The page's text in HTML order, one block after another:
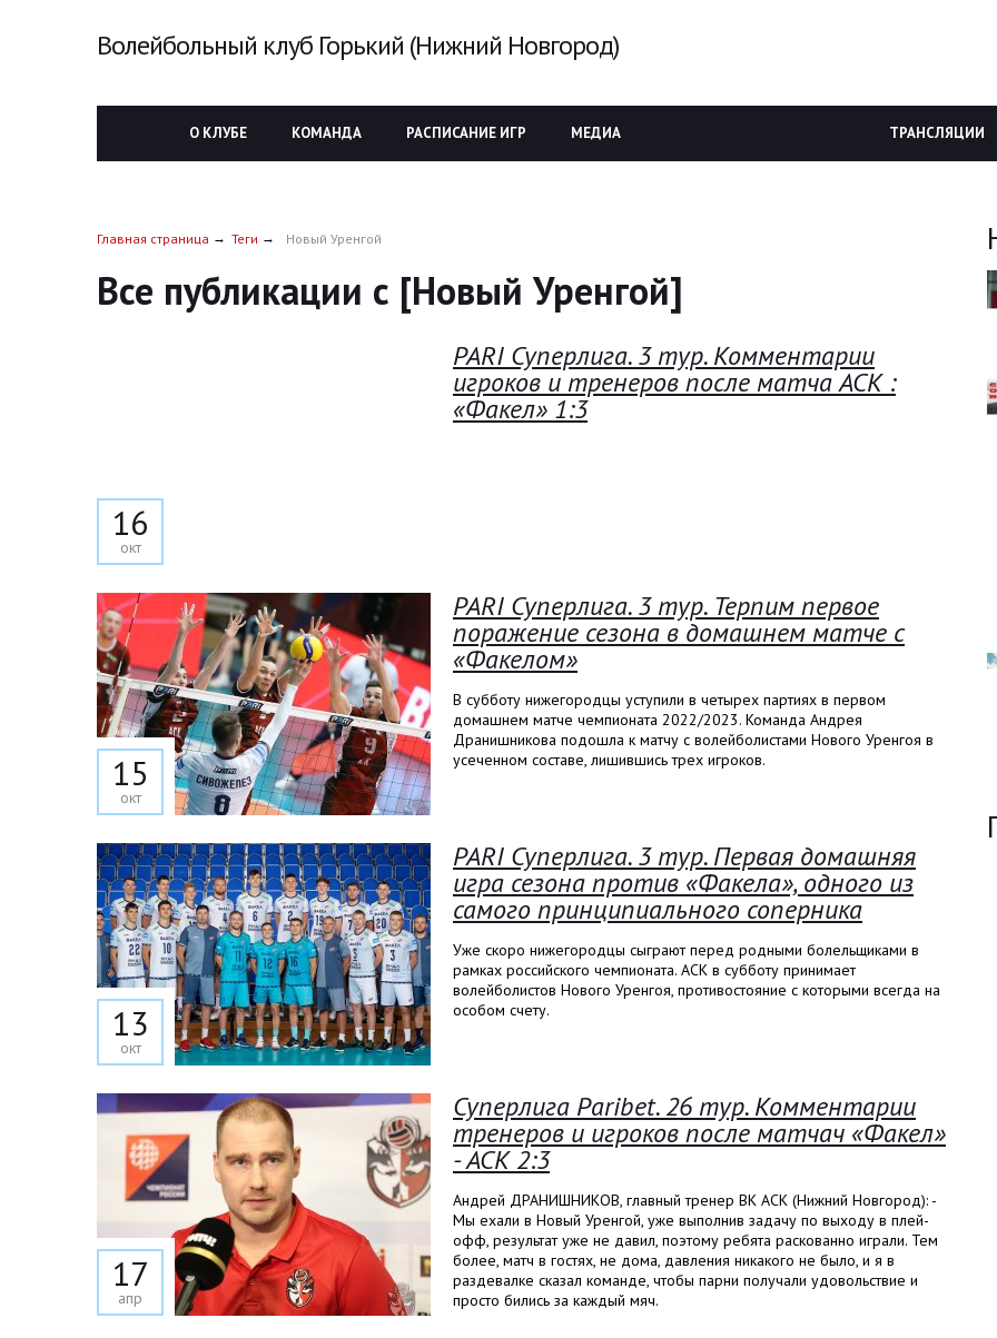
Волейбольный клуб Горький (Нижний Новгород)
О КЛУБЕ КОМАНДА РАСПИСАНИЕ ИГР МЕДИА ТРАНСЛЯЦИИ
Главная страница Теги Новый Уренгой
Все публикации с [Новый Уренгой]
16
окт
PARI Суперлига. 3 тур. Комментарии
игроков и тренеров после матча АСК :
«Факел» 1:3
15
окт
PARI Суперлига. 3 тур. Терпим первое
поражение сезона в домашнем матче с
«Факелом»
В субботу нижегородцы уступили в четырех партиях в первом
домашнем матче чемпионата 2022/2023. Команда Андрея
Дранишникова подошла к матчу с волейболистами Нового Уренгоя в
усеченном составе, лишившись трех игроков.
13
окт
PARI Суперлига. 3 тур. Первая домашняя
игра сезона против «Факела», одного из
самого принципиального соперника
Уже скоро нижегородцы сыграют перед родными болельщиками в
рамках российского чемпионата. АСК в субботу принимает
волейболистов Нового Уренгоя, противостояние с которыми всегда на
особом счету.
17
апр
Суперлига Paribet. 26 тур. Комментарии
тренеров и игроков после матчач «Факел»
- АСК 2:3
Андрей ДРАНИШНИКОВ, главный тренер ВК АСК (Нижний Новгород): -
Мы ехали в Новый Уренгой, уже выполнив задачу по выходу в плей-
офф, результат уже не давил, поэтому ребята раскованно играли. Тем
более, матч в гостях, не дома, давления никакого не было, и я в
раздевалке сказал команде, чтобы парни получали удовольствие и
просто бились за каждый мяч.